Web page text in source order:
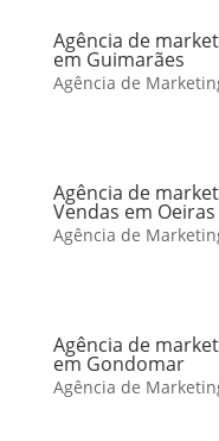
Agência de
em Guimarães
Agência de
Agência de
Vendas em Oeiras
Agência de
Agência de
em Gondomar
Agência de